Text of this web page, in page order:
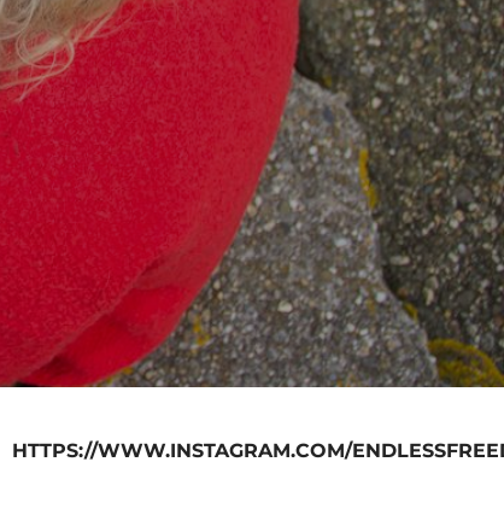
HTTPS://WWW.INSTAGRAM.COM/